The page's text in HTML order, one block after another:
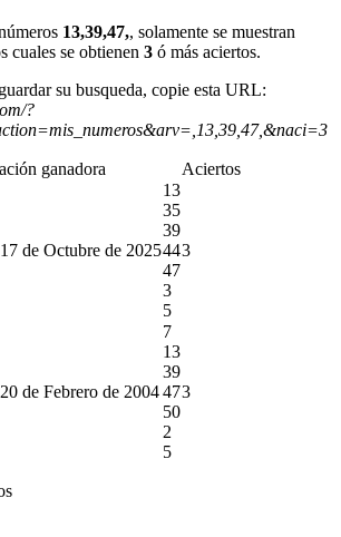
13,39,47,, solamente se muestran
cuales se obtienen 3 ó más aciertos.
su busqueda, copie esta URL:
?
ganadora Aciertos
de Octubre de 2025
13
35
39
44
47
3
5
3
de Febrero de 2004
7
13
39
47
50
2
5
3